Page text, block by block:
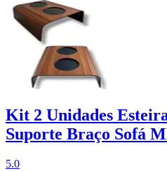
Kit 2 Unidades
Suporte Braço Sofá
5.0